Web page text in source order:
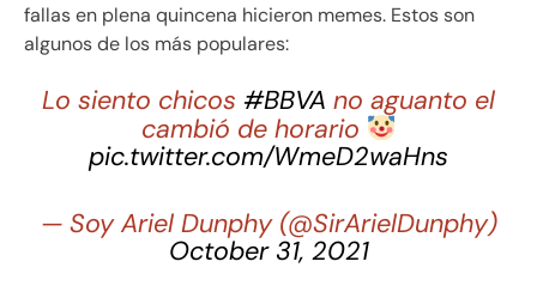
fallas en plena quincena hicieron memes. Estos son
algunos de los más populares:
Lo siento chicos #BBVA no aguanto el
cambió de horario
pic.twitter.com/WmeD2waHns
— Soy Ariel Dunphy (@SirArielDunphy)
October 31, 2021